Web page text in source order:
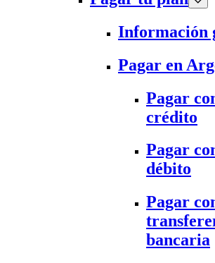
Información
Pagar en
Pagar
crédito
Pagar
débito
Pagar
bancaria